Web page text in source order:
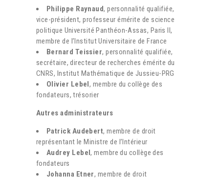
Philippe Raynaud, personnalité qualifiée,
vice-président, professeur émérite de science
politique Université Panthéon-Assas, Paris II,
membre de l’Institut Universitaire de France
Bernard Teissier, personnalité qualifiée,
secrétaire, directeur de recherches émérite du
CNRS, Institut Mathématique de Jussieu-PRG
Olivier Lebel, membre du collège des
fondateurs, trésorier
Autres administrateurs
Patrick Audebert, membre de droit
représentant le Ministre de l’Intérieur
Audrey Lebel, membre du collège des
fondateurs
Johanna Etner, membre de droit